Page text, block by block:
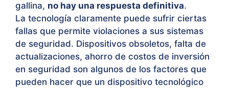
gallina, no hay una respuesta definitiva.
La tecnología claramente puede sufrir ciertas
fallas que permite violaciones a sus sistemas
de seguridad. Dispositivos obsoletos, falta de
actualizaciones, ahorro de costos de inversión
en seguridad son algunos de los factores que
pueden hacer que un dispositivo tecnológico